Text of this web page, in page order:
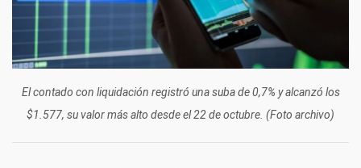
El contado con liquidación registró una suba de 0,7% y alcanzó los
$1.577, su valor más alto desde el 22 de octubre. (Foto archivo)